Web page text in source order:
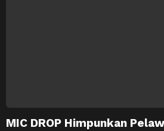
MIC DROP Himpunkan